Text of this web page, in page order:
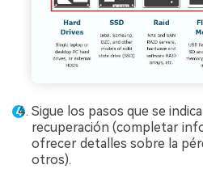
Sigue los pasos que se
recuperación (completar
ofrecer detalles sobre la
otros).